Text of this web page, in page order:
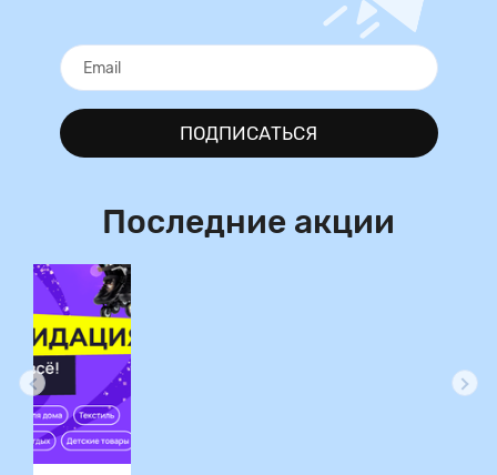
ПОДПИСАТЬСЯ
Последние акции